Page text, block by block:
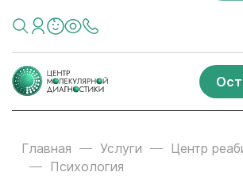
Главная Услуги
Центр
Психология